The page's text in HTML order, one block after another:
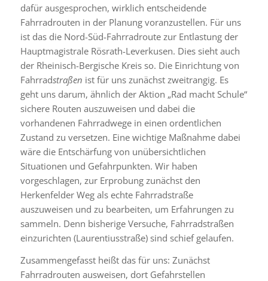
dafür ausgesprochen, wirklich entscheidende
Fahrradrouten in der Planung voranzustellen. Für uns
ist das die Nord-Süd-Fahrradroute zur Entlastung der
Hauptmagistrale Rösrath-Leverkusen. Dies sieht auch
der Rheinisch-Bergische Kreis so. Die Einrichtung von
Fahrradstraßen ist für uns zunächst zweitrangig. Es
geht uns darum, ähnlich der Aktion „Rad macht Schule“
sichere Routen auszuweisen und dabei die
vorhandenen Fahrradwege in einen ordentlichen
Zustand zu versetzen. Eine wichtige Maßnahme dabei
wäre die Entschärfung von unübersichtlichen
Situationen und Gefahrpunkten. Wir haben
vorgeschlagen, zur Erprobung zunächst den
Herkenfelder Weg als echte Fahrradstraße
auszuweisen und zu bearbeiten, um Erfahrungen zu
sammeln. Denn bisherige Versuche, Fahrradstraßen
einzurichten (Laurentiusstraße) sind schief gelaufen.
Zusammengefasst heißt das für uns: Zunächst
Fahrradrouten ausweisen, dort Gefahrstellen